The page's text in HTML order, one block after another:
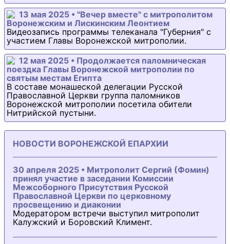
13 мая 2025 • "Вечер вместе" с митрополитом
Воронежским и Лискинским Леонтием
Видеозапись программы телеканала "Губерния" с
участием Главы Воронежской митрополии.
12 мая 2025 • Продолжается паломническая
поездка Главы Воронежской митрополии по
святым местам Египта
В составе монашеской делегации Русской
Православной Церкви группа паломников
Воронежской митрополии посетила обители
Нитрийской пустыни.
НОВОСТИ ВОРОНЕЖСКОЙ ЕПАРХИИ
30 апреля 2025 • Митрополит Сергий (Фомин)
принял участие в заседании Комиссии
Межсоборного Присутствия Русской
Православной Церкви по церковному
просвещению и диаконии
Модератором встречи выступил митрополит
Калужский и Боровский Климент.